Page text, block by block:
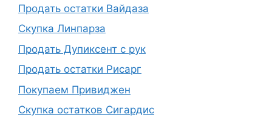
Продать остатки Вайдаза
Скупка Линпарза
Продать Дупиксент с рук
Продать остатки Рисарг
Покупаем Привиджен
Скупка остатков Сигардис